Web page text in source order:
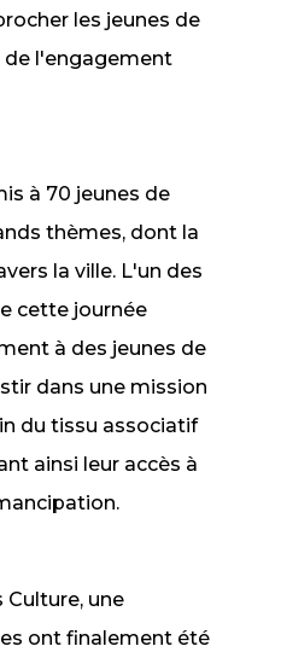
les jeunes de
l'engagement
à 70 jeunes de
thèmes, dont la
la ville. L'un des
cette journée
à des jeunes de
dans une mission
du tissu associatif
ainsi leur accès à
Culture, une
ont finalement été